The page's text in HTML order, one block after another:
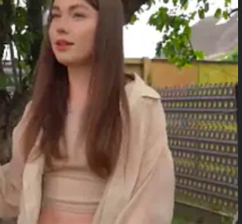
та Віра Папроцькі
була, як від моря,
і велика… Я ледве
схопити племінницю"